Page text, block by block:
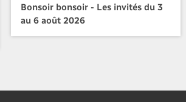
Bonsoir bonsoir - Les invités du 3
au 6 août 2026